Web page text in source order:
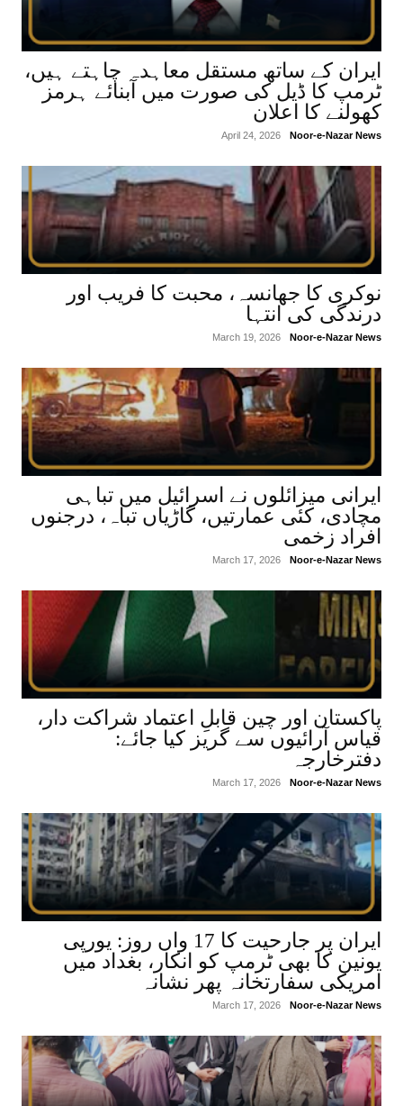
ایران کے ساتھ مستقل معاہدہ چاہتے ہیں،
ٹرمپ کا ڈیل کی صورت میں آبنائے ہرمز
کھولنے کا اعلان
Noor-e-Nazar News
April 24, 2026
نوکری کا جھانسہ، محبت کا فریب اور
درندگی کی انتہا
Noor-e-Nazar News
March 19, 2026
ایرانی میزائلوں نے اسرائیل میں تباہی
مچادی، کئی عمارتیں، گاڑیاں تباہ، درجنوں
افراد زخمی
Noor-e-Nazar News
March 17, 2026
پاکستان اور چین قابلِ اعتماد شراکت دار،
قیاس آرائیوں سے گریز کیا جائے:
دفترخارجہ
Noor-e-Nazar News
March 17, 2026
ایران پر جارحیت کا 17 واں روز: یورپی
یونین کا بھی ٹرمپ کو انکار، بغداد میں
امریکی سفارتخانہ پھر نشانہ
Noor-e-Nazar News
March 17, 2026